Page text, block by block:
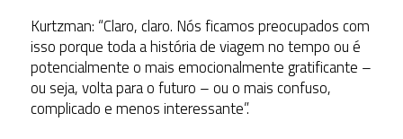
Kurtzman: “Claro, claro. Nós ficamos preocupados com
isso porque toda a história de viagem no tempo ou é
potencialmente o mais emocionalmente gratificante –
ou seja, volta para o futuro – ou o mais confuso,
complicado e menos interessante”.